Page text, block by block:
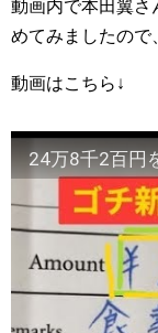
動画内で本田翼さ
めてみましたので
動画はこちら↓
24万8千2百円